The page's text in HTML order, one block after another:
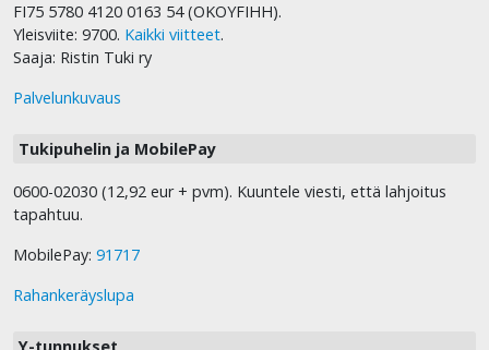
FI75 5780 4120 0163 54 (OKOYFIHH).
Yleisviite: 9700. Kaikki viitteet.
Saaja: Ristin Tuki ry
Palvelunkuvaus
Tukipuhelin ja MobilePay
0600-02030 (12,92 eur + pvm). Kuuntele viesti, että lahjoitus
tapahtuu.
MobilePay: 91717
Rahankeräyslupa